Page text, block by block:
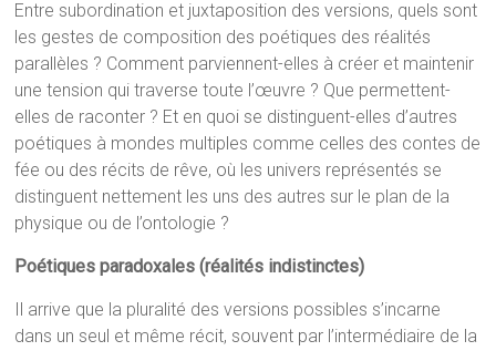
Entre subordination et juxtaposition des versions, quels sont
les gestes de composition des poétiques des réalités
parallèles ? Comment parviennent-elles à créer et maintenir
une tension qui traverse toute l’œuvre ? Que permettent-
elles de raconter ? Et en quoi se distinguent-elles d’autres
poétiques à mondes multiples comme celles des contes de
fée ou des récits de rêve, où les univers représentés se
distinguent nettement les uns des autres sur le plan de la
physique ou de l’ontologie ?
Poétiques paradoxales (réalités indistinctes)
Il arrive que la pluralité des versions possibles s’incarne
dans un seul et même récit, souvent par l’intermédiaire de la